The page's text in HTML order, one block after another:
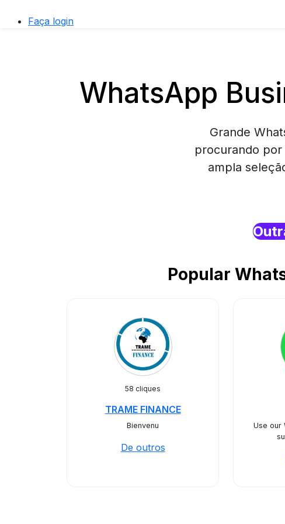
Faça login
WhatsApp
Grande
procurando por
ampla
Popular
58 cliques
TRAME FINANCE
Bienvenu
De outros
Use our